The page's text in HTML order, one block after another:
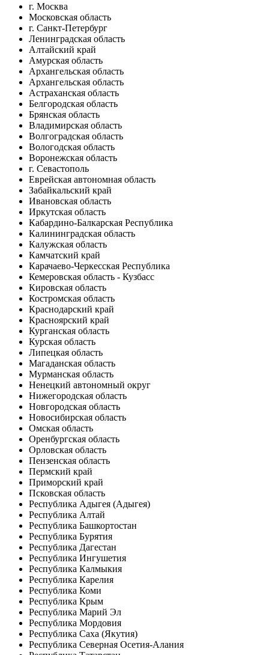
г. Москва
Московская область
г. Санкт-Петербург
Ленинградская область
Алтайский край
Амурская область
Архангельская область
Архангельская область
Астраханская область
Белгородская область
Брянская область
Владимирская область
Волгоградская область
Вологодская область
Воронежская область
г. Севастополь
Еврейская автономная область
Забайкальский край
Ивановская область
Иркутская область
Кабардино-Балкарская Республика
Калининградская область
Калужская область
Камчатский край
Карачаево-Черкесская Республика
Кемеровская область - Кузбасс
Кировская область
Костромская область
Краснодарский край
Красноярский край
Курганская область
Курская область
Липецкая область
Магаданская область
Мурманская область
Ненецкий автономный округ
Нижегородская область
Новгородская область
Новосибирская область
Омская область
Оренбургская область
Орловская область
Пензенская область
Пермский край
Приморский край
Псковская область
Республика Адыгея (Адыгея)
Республика Алтай
Республика Башкортостан
Республика Бурятия
Республика Дагестан
Республика Ингушетия
Республика Калмыкия
Республика Карелия
Республика Коми
Республика Крым
Республика Марий Эл
Республика Мордовия
Республика Саха (Якутия)
Республика Северная Осетия-Алания